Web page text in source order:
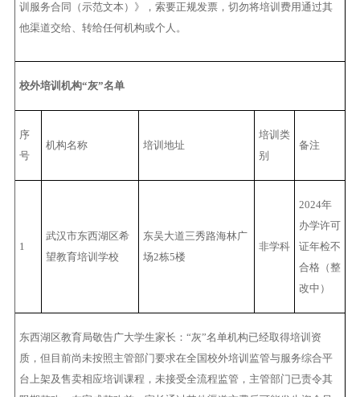
训服务合同（示范文本）》，索要正规发票，切勿将培训费用通过其
他渠道交给、转给任何机构或个人。
校外培训机构“灰”名单
序
号
机构名称 培训地址
培训类
别
备注
1
武汉市东西湖区希
望教育培训学校
东吴大道三秀路海林广
场2栋5楼
非学科
2024年
办学许可
证年检不
合格（整
改中）
东西湖区教育局敬告广大学生家长：“灰”名单机构已经取得培训资
质，但目前尚未按照主管部门要求在全国校外培训监管与服务综合平
台上架及售卖相应培训课程，未接受全流程监管，主管部门已责令其